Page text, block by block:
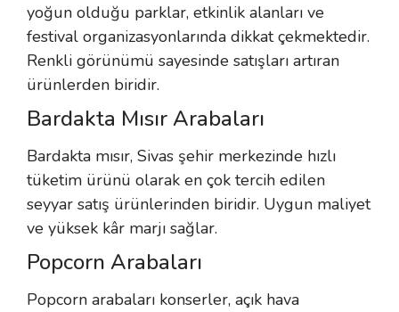
yoğun olduğu parklar, etkinlik alanları ve
festival organizasyonlarında dikkat çekmektedir.
Renkli görünümü sayesinde satışları artıran
ürünlerden biridir.
Bardakta Mısır Arabaları
Bardakta mısır, Sivas şehir merkezinde hızlı
tüketim ürünü olarak en çok tercih edilen
seyyar satış ürünlerinden biridir. Uygun maliyet
ve yüksek kâr marjı sağlar.
Popcorn Arabaları
Popcorn arabaları konserler, açık hava